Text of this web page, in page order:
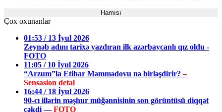
Hamısı
Çox oxunanlar
01:53 / 13 İyul 2026
Zeynəb adını tarixə yazdıran ilk azərbaycanlı qız oldu -
FOTO
11:05 / 10 İyul 2026
“Arzum”la Etibar Məmmədovu nə birləşdirir?–
Sensasion detal
16:44 / 18 İyul 2026
90-cı illərin məşhur müğənnisinin son görüntüsü diqqət
çəkdi —FOTO